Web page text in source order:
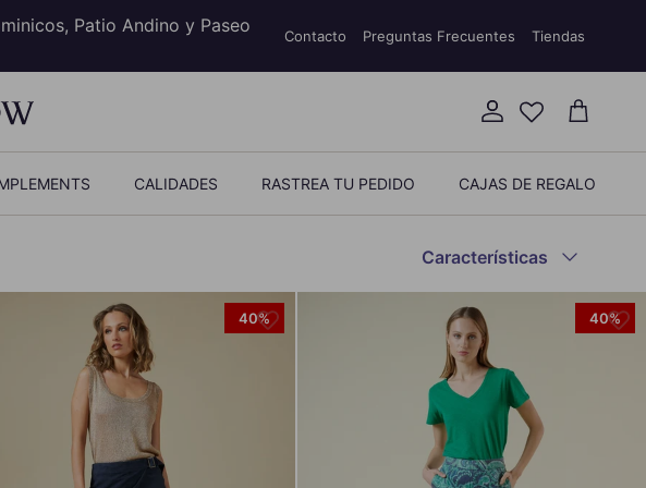
Patio Andino y Paseo
Contacto Preguntas Frecuentes Tiendas
Cuenta Carrito
CALIDADES RASTREA TU PEDIDO CAJAS DE REGALO
Ordenar por
Características
40% 40%